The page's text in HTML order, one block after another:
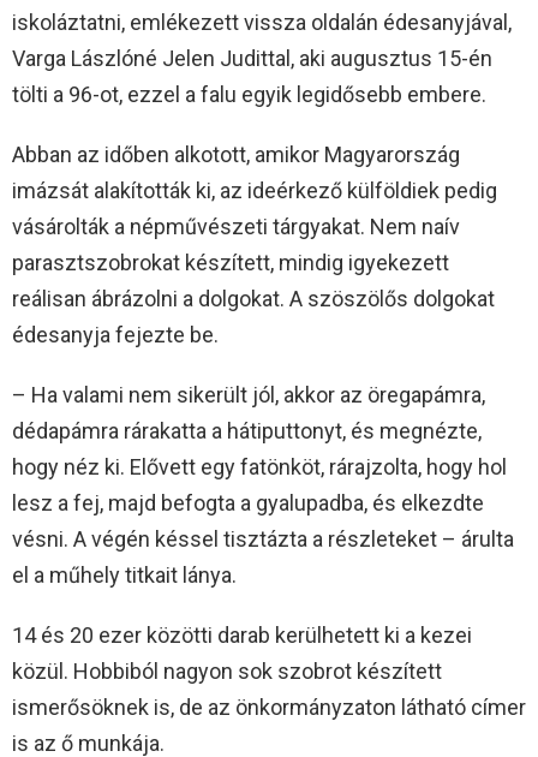
iskoláztatni, emlékezett vissza oldalán édesanyjával,
Varga Lászlóné Jelen Judittal, aki augusztus 15-én
tölti a 96-ot, ezzel a falu egyik legidősebb embere.
Abban az időben alkotott, amikor Magyarország
imázsát alakították ki, az ideérkező külföldiek pedig
vásárolták a népművészeti tárgyakat. Nem naív
parasztszobrokat készített, mindig igyekezett
reálisan ábrázolni a dolgokat. A szöszölős dolgokat
édesanyja fejezte be.
– Ha valami nem sikerült jól, akkor az öregapámra,
dédapámra rárakatta a hátiputtonyt, és megnézte,
hogy néz ki. Elővett egy fatönköt, rárajzolta, hogy hol
lesz a fej, majd befogta a gyalupadba, és elkezdte
vésni. A végén késsel tisztázta a részleteket – árulta
el a műhely titkait lánya.
14 és 20 ezer közötti darab kerülhetett ki a kezei
közül. Hobbiból nagyon sok szobrot készített
ismerősöknek is, de az önkormányzaton látható címer
is az ő munkája.